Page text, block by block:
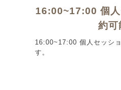
16:00~17:00 個
約可
16:00~17:00 個人セッシ
す。